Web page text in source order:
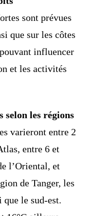
sont prévues
que sur les côtes
influencer
et les activités
selon les régions
varieront entre 2
entre 6 et
l’Oriental, et
de Tanger, les
le sud-est.